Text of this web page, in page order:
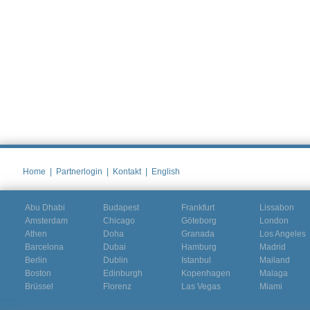
Home Partnerlogin Kontakt English
Abu Dhabi
Amsterdam
Athen
Barcelona
Berlin
Boston
Brüssel
Budapest
Chicago
Doha
Dubai
Dublin
Edinburgh
Florenz
Frankfurt
Göteborg
Granada
Hamburg
Istanbul
Kopenhagen
Las Vegas
Lissabon
London
Los Angeles
Madrid
Mailand
Malaga
Miami